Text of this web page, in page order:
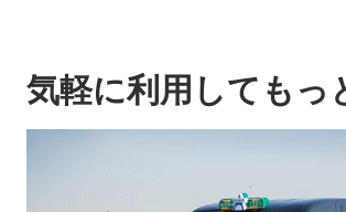
気軽に利用してもっ